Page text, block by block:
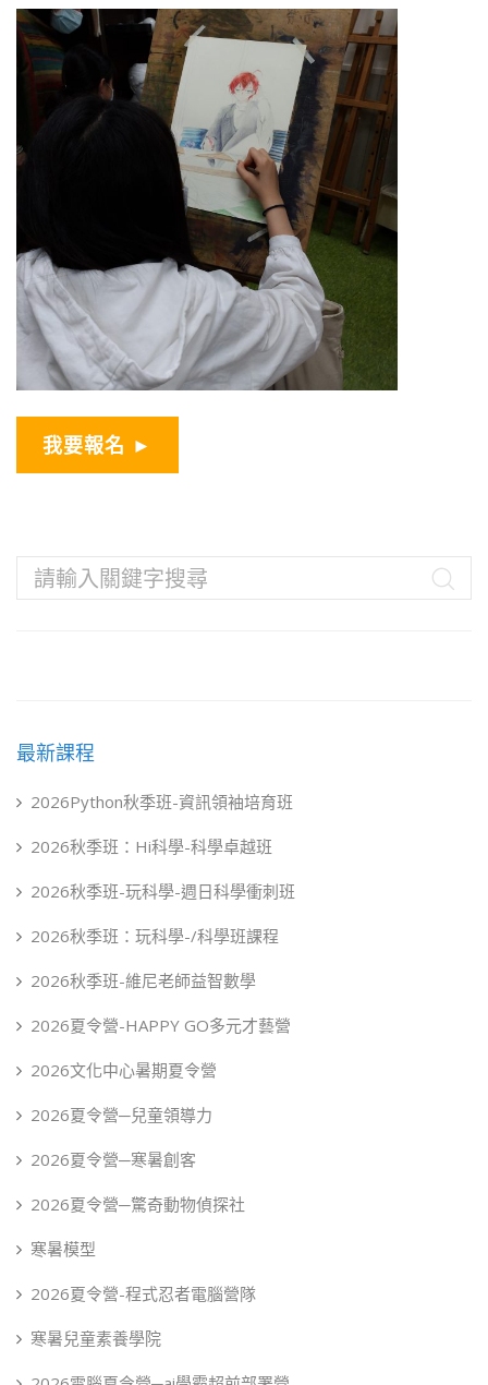
我要報名 ►
最新課程
2026Python秋季班-資訊領袖培育班
2026秋季班：Hi科學-科學卓越班
2026秋季班-玩科學-週日科學衝刺班
2026秋季班：玩科學-/科學班課程
2026秋季班-維尼老師益智數學
2026夏令營-HAPPY GO多元才藝營
2026文化中心暑期夏令營
2026夏令營─兒童領導力
2026夏令營─寒暑創客
2026夏令營─驚奇動物偵探社
寒暑模型
2026夏令營-程式忍者電腦營隊
寒暑兒童素養學院